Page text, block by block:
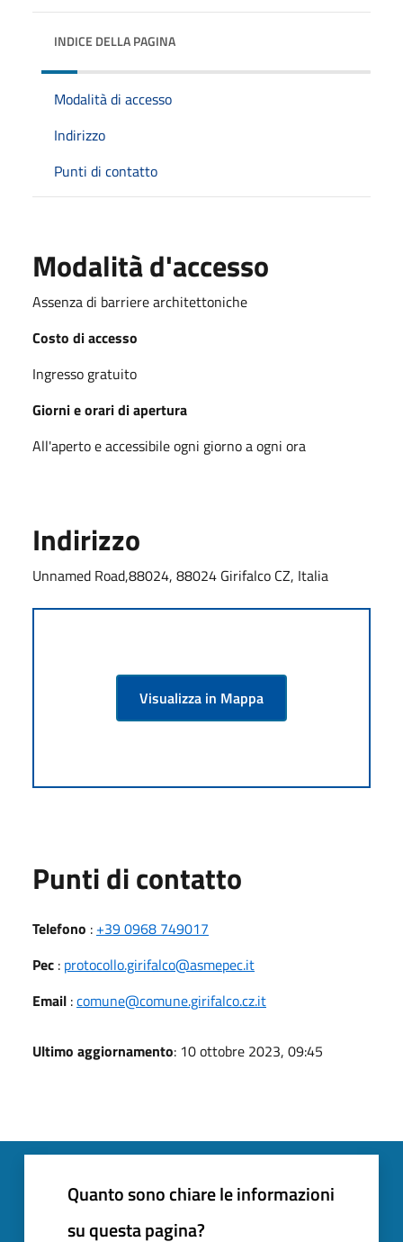
INDICE DELLA PAGINA
Modalità di accesso
Indirizzo
Punti di contatto
Modalità d'accesso
Assenza di barriere architettoniche
Costo di accesso
Ingresso gratuito
Giorni e orari di apertura
All'aperto e accessibile ogni giorno a ogni ora
Indirizzo
Unnamed Road,88024, 88024 Girifalco CZ, Italia
Visualizza in Mappa
Punti di contatto
Telefono : +39 0968 749017
Pec : protocollo.girifalco@asmepec.it
Email :comune@comune.girifalco.cz.it
Ultimo aggiornamento: 10 ottobre 2023, 09:45
Quanto sono chiare le informazioni
su questa pagina?